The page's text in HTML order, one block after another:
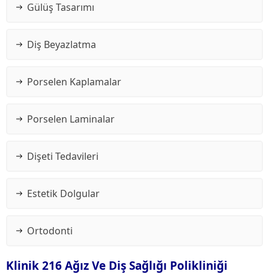
Gülüş Tasarımı
Diş Beyazlatma
Porselen Kaplamalar
Porselen Laminalar
Dişeti Tedavileri
Estetik Dolgular
Ortodonti
Klinik 216 Ağız Ve Diş Sağlığı Polikliniği